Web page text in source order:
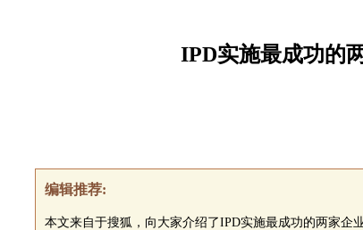
IPD实施最成功的
编辑推荐:
本文来自于搜狐，向大家介绍了IPD实施最成功的两家企